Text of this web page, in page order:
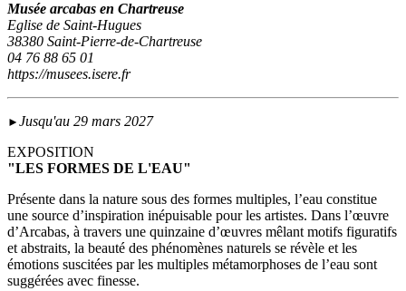
Musée arcabas en Chartreuse
Eglise de Saint-Hugues
38380 Saint-Pierre-de-Chartreuse
04 76 88 65 01
https://musees.isere.fr
► Jusqu'au 29 mars 2027
EXPOSITION
"LES FORMES DE L'EAU"
Présente dans la nature sous des formes multiples, l’eau constitue
une source d’inspiration inépuisable pour les artistes. Dans l’œuvre
d’Arcabas, à travers une quinzaine d’œuvres mêlant motifs figuratifs
et abstraits, la beauté des phénomènes naturels se révèle et les
émotions suscitées par les multiples métamorphoses de l’eau sont
suggérées avec finesse.